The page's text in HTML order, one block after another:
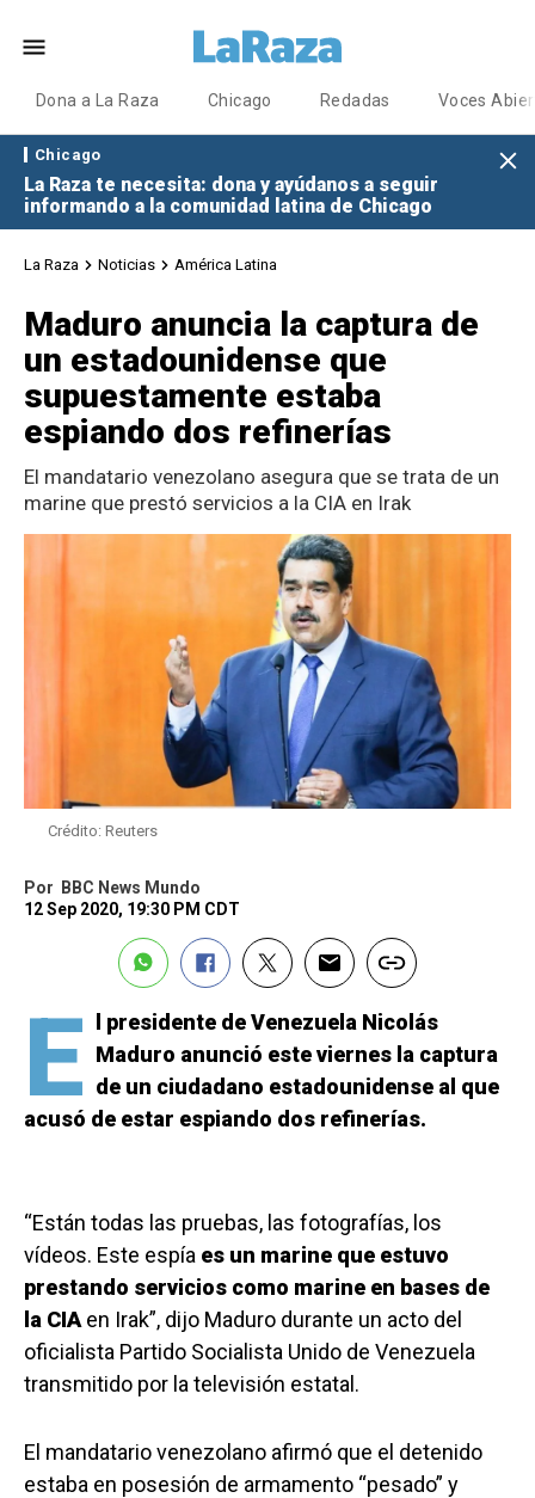
Dona a La Raza Chicago Redadas Voces
Chicago
La Raza te necesita: dona y ayúdanos a seguir
informando a la comunidad latina de Chicago
La Raza Noticias América Latina
Maduro anuncia la captura de
un estadounidense que
supuestamente estaba
espiando dos refinerías
El mandatario venezolano asegura que se trata de un
marine que prestó servicios a la CIA en Irak
Crédito: Reuters
Por BBC News Mundo
12 Sep 2020, 19:30 PM CDT
E l presidente de Venezuela Nicolás
Maduro anunció este viernes la captura
de un ciudadano estadounidense al que
acusó de estar espiando dos refinerías.
“Están todas las pruebas, las fotografías, los
vídeos. Este espía es un marine que estuvo
prestando servicios como marine en bases de
la CIA en Irak”, dijo Maduro durante un acto del
oficialista Partido Socialista Unido de Venezuela
transmitido por la televisión estatal.
El mandatario venezolano afirmó que el detenido
estaba en posesión de armamento “pesado” y